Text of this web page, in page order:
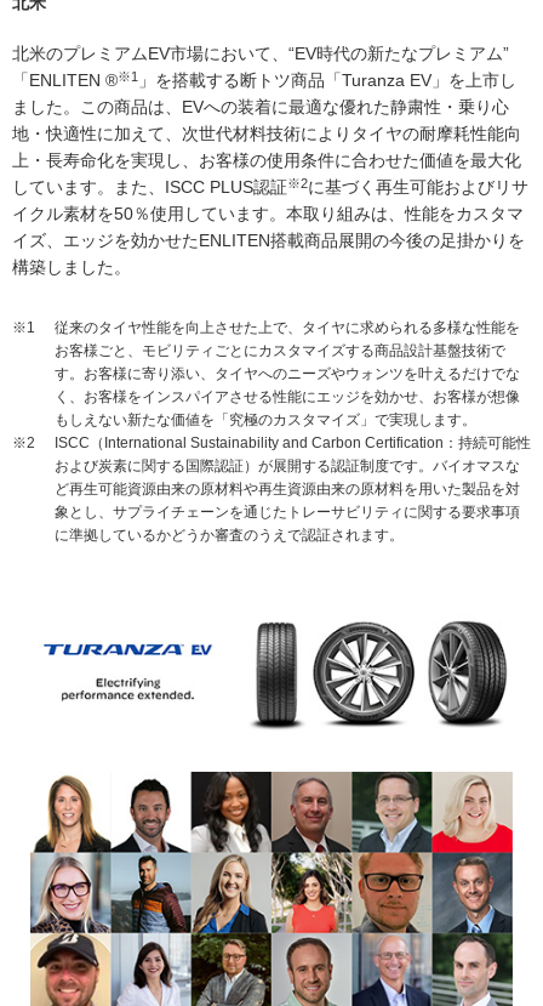
北米のプレミアムEV市場において、“EV時代の新たなプレミアム”
「ENLITEN ®※1 」を搭載する断トツ商品「Turanza EV」を上市し
ました。この商品は、EVへの装着に最適な優れた静粛性・乗り心
地・快適性に加えて、次世代材料技術によりタイヤの耐摩耗性能向
上・長寿命化を実現し、お客様の使用条件に合わせた価値を最大化
しています。また、ISCC PLUS認証※2に基づく再生可能およびリサ
イクル素材を50％使用しています。本取り組みは、性能をカスタマ
イズ、エッジを効かせたENLITEN搭載商品展開の今後の足掛かりを
構築しました。
※1
従来のタイヤ性能を向上させた上で、タイヤに求められる多様な性能を
お客様ごと、モビリティごとにカスタマイズする商品設計基盤技術で
す。お客様に寄り添い、タイヤへのニーズやウォンツを叶えるだけでな
く、お客様をインスパイアさせる性能にエッジを効かせ、お客様が想像
もしえない新たな価値を「究極のカスタマイズ」で実現します。
※2
ISCC（International Sustainability and Carbon Certification：持続可能性
および炭素に関する国際認証）が展開する認証制度です。バイオマスな
ど再生可能資源由来の原材料や再生資源由来の原材料を用いた製品を対
象とし、サプライチェーンを通じたトレーサビリティに関する要求事項
に準拠しているかどうか審査のうえで認証されます。